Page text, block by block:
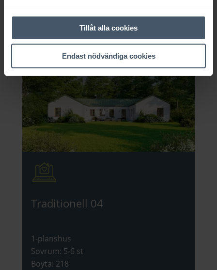
Tillåt alla cookies
Endast nödvändiga cookies
Traditionell 04
1-planshus
Sovrum: 5-6 st
Boyta: 218